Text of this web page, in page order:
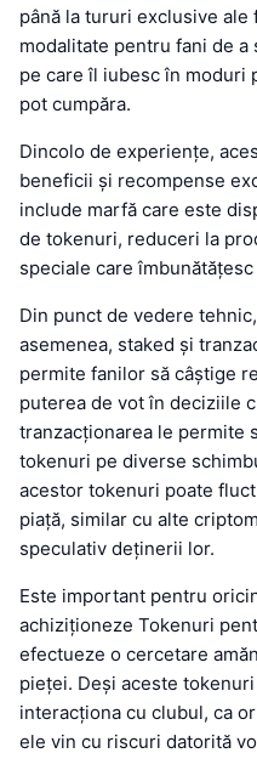
până la tururi exclusive
modalitate pentru fani de
pe care îl iubesc în moduri
pot cumpăra.
Dincolo de experiențe,
beneficii și recompense
include marfă care este
de tokenuri, reduceri la
speciale care
Din punct de vedere
asemenea, staked și
permite fanilor să câștige
puterea de vot în deciziile
tranzacționarea le permite
tokenuri pe diverse
acestor tokenuri poate
piață, similar cu alte
speculativ deținerii lor.
Este important pentru
achiziționeze Tokenuri
efectueze o cercetare
pieței. Deși aceste
interacționa cu clubul, ca
ele vin cu riscuri datorită